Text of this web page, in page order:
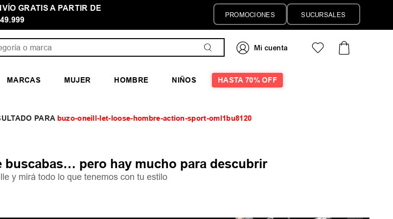
GRATIS A PARTIR DE
PROMOCIONES SUCURSALES
MARCAS MUJER HOMBRE NIÑOS HASTA 70% OFF
buzo-oneill-let-loose-hombre-action-sport-oml1bu8120
buscabas… pero hay mucho para descubrir
y mirá todo lo que tenemos con tu estilo